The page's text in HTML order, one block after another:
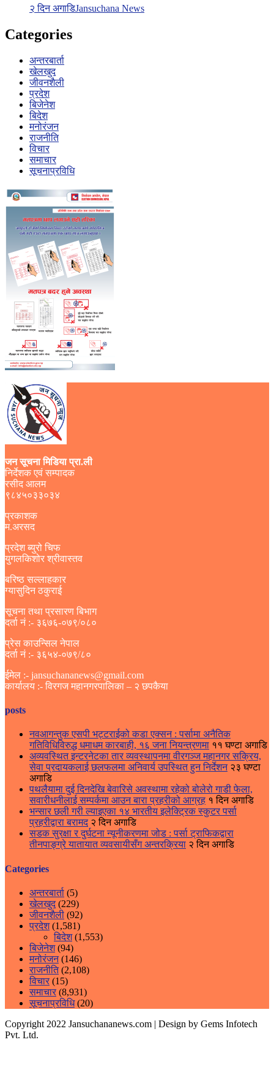
२ दिन अगाडिJansuchana News
Categories
अन्तरबार्ता
खेलखुद
जीवनशैली
प्रदेश
बिजेनेश
बिदेश
मनोरंजन
राजनीति
विचार
समाचार
सूचनाप्रविधि
जन सूचना मिडिया प्रा.ली
निर्देशक एवं सम्पादक
रसीद आलम
९८४५०३३०३४
प्रकाशक
म.अरसद
प्रदेश ब्युरो चिफ
युगलकिशोर श्रीवास्तव
बरिष्ठ सल्लाहकार
ग्यासुदिन ठकुराई
सूचना तथा प्रसारण बिभाग
दर्ता नं :- ३६७६-०७९/०८०
प्रेस काउन्सिल नेपाल
दर्ता नं :- ३६५४-०७९/८०
ईमेल :- jansuchananews@gmail.com
कार्यालय :- विरगज महानगरपालिका – २ छपकैया
posts
नवआगन्तुक एसपी भट्टराईको कडा एक्सन : पर्सामा अनैतिक
गतिविधिविरुद्ध धमाधम कारबाही, १६ जना नियन्त्रणमा ११ घण्टा अगाडि
अव्यवस्थित इन्टरनेटका तार व्यवस्थापनमा वीरगञ्ज महानगर सक्रिय,
सेवा प्रदायकलाई छलफलमा अनिवार्य उपस्थित हुन निर्देशन २३ घण्टा
अगाडि
पथलैयामा दुई दिनदेखि बेवारिसे अवस्थामा रहेको बोलेरो गाडी फेला,
सवारीधनीलाई सम्पर्कमा आउन बारा प्रहरीको आग्रह १ दिन अगाडि
भन्सार छली गरी ल्याइएका १४ भारतीय इलेक्ट्रिक स्कुटर पर्सा
प्रहरीद्वारा बरामद २ दिन अगाडि
सडक सुरक्षा र दुर्घटना न्यूनीकरणमा जोड : पर्सा ट्राफिकद्वारा
तीनपाङ्ग्रे यातायात व्यवसायीसँग अन्तरक्रिया २ दिन अगाडि
Categories
अन्तरबार्ता (5)
खेलखुद(229)
जीवनशैली (92)
प्रदेश(1,581)
बिदेश(1,553)
बिजेनेश(94)
मनोरंजन(146)
राजनीति(2,108)
विचार(15)
समाचार(8,931)
सूचनाप्रविधि(20)
Copyright 2022 Jansuchananews.com | Design by Gems Infotech
Pvt. Ltd.